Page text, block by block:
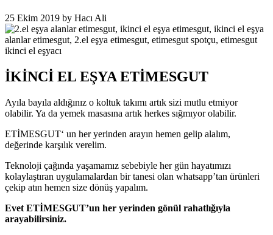
25 Ekim 2019 by Hacı Ali
İKİNCİ EL EŞYA ETİMESGUT
Ayıla bayıla aldığınız o koltuk takımı artık sizi mutlu etmiyor
olabilir. Ya da yemek masasına artık herkes sığmıyor olabilir.
ETİMESGUT‘ un her yerinden arayın hemen gelip alalım,
değerinde karşılık verelim.
Teknoloji çağında yaşamamız sebebiyle her gün hayatımızı
kolaylaştıran uygulamalardan bir tanesi olan whatsapp’tan ürünleri
çekip atın hemen size dönüş yapalım.
Evet ETİMESGUT’un her yerinden gönül rahatlığıyla
arayabilirsiniz.